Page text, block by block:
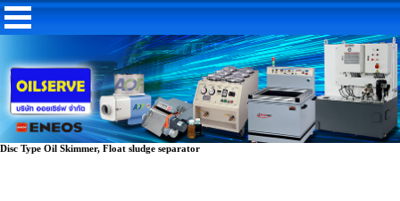
Disc Type Oil Skimmer, Float sludge separator